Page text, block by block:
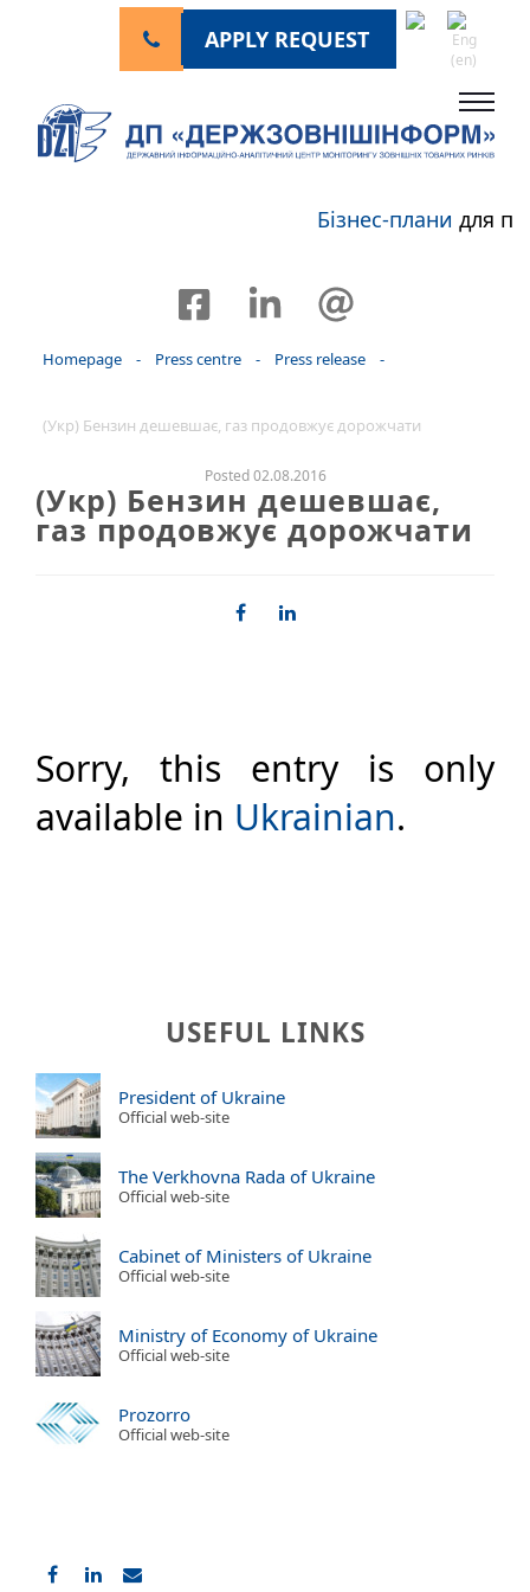
APPLY REQUEST
Бізнес-планидля
Homepage - Press centre - Press release -
(Укр) Бензин дешевшає, газ продовжує дорожчати
Posted 02.08.2016
(Укр) Бензин дешевшає,
газ продовжує дорожчати
Sorry, this entry is only
available in Ukrainian.
USEFUL LINKS
President of Ukraine
Official web-site
The Verkhovna Rada of Ukraine
Official web-site
Cabinet of Ministers of Ukraine
Official web-site
Ministry of Economy of Ukraine
Official web-site
Prozorro
Official web-site